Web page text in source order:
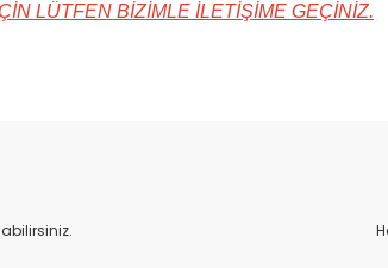
LÜTFEN BİZİMLE İLETİŞİME GEÇİNİZ.